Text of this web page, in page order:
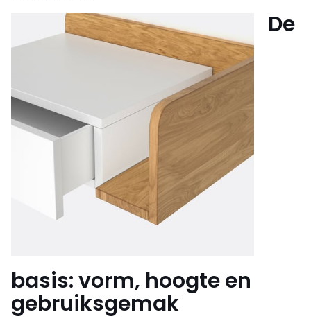
De
basis: vorm, hoogte en
gebruiksgemak